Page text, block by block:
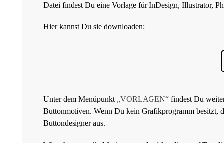
Datei findest Du eine Vorlage für InDesign, Illustrator,
Hier kannst Du sie downloaden:
Unter dem Menüpunkt „VORLAGEN“ findest Du
Buttonmotiven. Wenn Du kein Grafikprogramm besitzt,
Buttondesigner aus.